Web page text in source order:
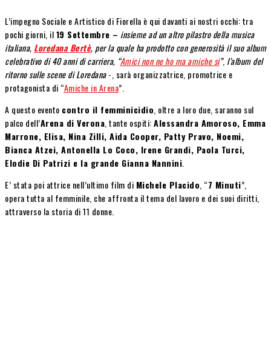
L’impegno Sociale e Artistico di Fiorella è qui davanti ai nostri occhi: tra
pochi giorni, il19 Settembre – insieme ad un altro pilastro della musica
italiana, Loredana Bertè, per la quale ha prodotto con generosità il suo album
celebrativo di 40 anni di carriera, “Amici non ne ho ma amiche si”, l’album del
ritorno sulle scene di Loredana-, sarà organizzatrice, promotrice e
protagonista di “Amiche in Arena”.
A questo evento contro il femminicidio , oltre a loro due, saranno sul
palco dell’Arena di Verona , tante ospiti:Alessandra Amoroso, Emma
Marrone, Elisa, Nina Zilli, Aida Cooper, Patty Pravo, Noemi,
Bianca Atzei, Antonella Lo Coco, Irene Grandi, Paola Turci,
Elodie Di Patrizi e la grande Gianna Nannini
E’ stata poi attrice nell’ultimo film di Michele Placido , “7 Minuti”,
opera tutta al femminile, che affronta il tema del lavoro e dei suoi diritti,
attraverso la storia di 11 donne.